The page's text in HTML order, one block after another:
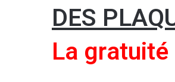
DES
La